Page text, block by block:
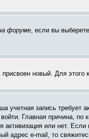
форуме, если вы
новый. Для этого
запись
Главная причина,
или нет.
адрес e-mail, то